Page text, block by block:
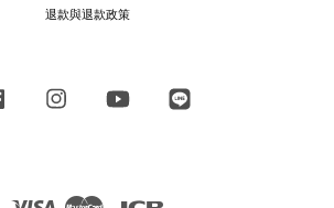
退款與退款政策
Facebook Instagram YouTube
Visa Master